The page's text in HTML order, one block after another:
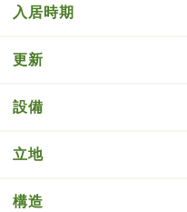
入居時期
更新
設備
立地
構造